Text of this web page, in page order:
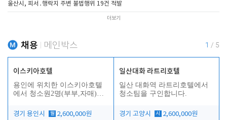
울산시, 피서․행락지 주변 불법행위 19건 적발
더보기
채용 메인박스 1 / 5
이스키아호텔
용인에 위치한 이스키아호텔
에서 청소원2명(부부,자매)을
경기 용인시
월 2,600,000원
일산대화 라트리호텔
일산 대화역 라트리호텔에서
청소팀을 구인합니다.
경기 고양시 시
2,600,000원